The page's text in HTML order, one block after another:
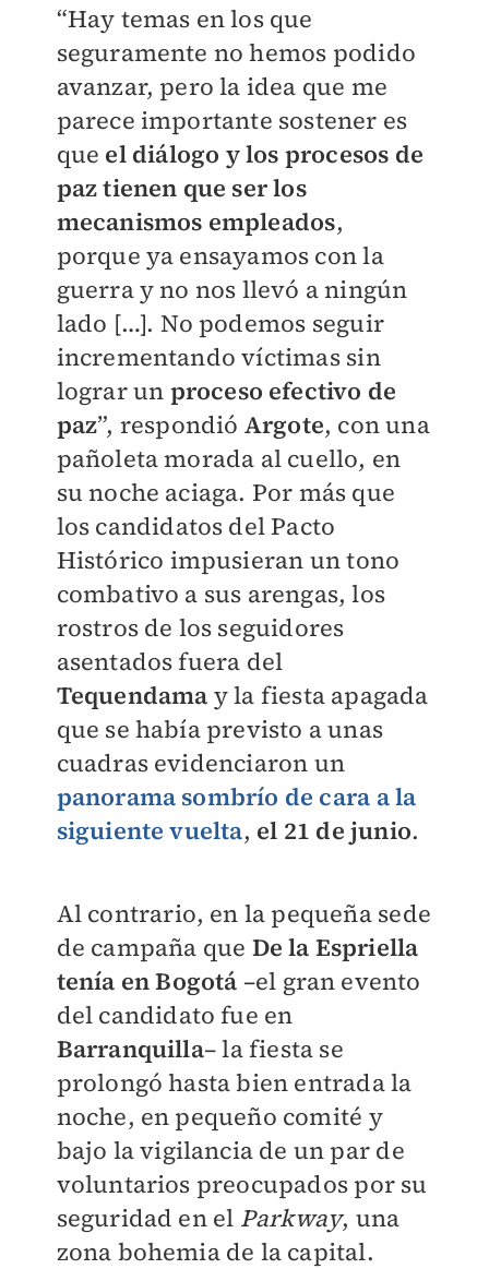
“Hay temas en los que
seguramente no hemos podido
avanzar, pero la idea que me
parece importante sostener es
que el diálogo y los procesos de
paz tienen que ser los
mecanismos empleados,
porque ya ensayamos con la
guerra y no nos llevó a ningún
lado […]. No podemos seguir
incrementando víctimas sin
lograr un proceso efectivo de
paz”, respondió Argote, con una
pañoleta morada al cuello, en
su noche aciaga. Por más que
los candidatos del Pacto
Histórico impusieran un tono
combativo a sus arengas, los
rostros de los seguidores
asentados fuera del
Tequendama y la fiesta apagada
que se había previsto a unas
cuadras evidenciaron un
panorama sombrío de cara a la
siguiente vuelta, el 21 de junio.
Al contrario, en la pequeña sede
de campaña que De la Espriella
tenía en Bogotá –el gran evento
del candidato fue en
Barranquilla– la fiesta se
prolongó hasta bien entrada la
noche, en pequeño comité y
bajo la vigilancia de un par de
voluntarios preocupados por su
seguridad en el Parkway, una
zona bohemia de la capital.